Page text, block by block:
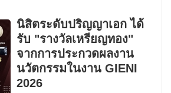
นิสิตระดับปริญญาเอก ได้
รับ "รางวัลเหรียญทอง"
จากการประกวดผลงาน
นวัตกรรมในงาน GIENI
2026